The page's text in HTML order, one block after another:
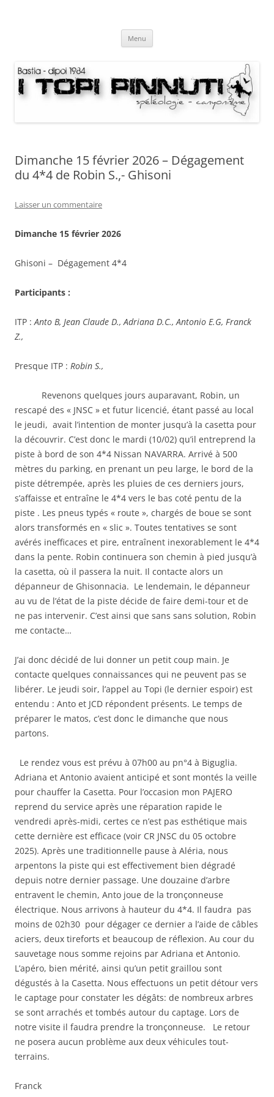
Menu
Dimanche 15 février 2026 – Dégagement
du 4*4 de Robin S.,- Ghisoni
Laisser un commentaire
Dimanche 15 février 2026
Ghisoni – Dégagement 4*4
Participants :
ITP :Anto B, Jean Claude D., Adriana D.C., Antonio E.G, Franck
Z.,
Presque ITP : Robin S.,
Revenons quelques jours auparavant, Robin, un
rescapé des « JNSC » et futur licencié, étant passé au local
le jeudi, avait l’intention de monter jusqu’à la casetta pour
la découvrir. C’est donc le mardi (10/02) qu’il entreprend la
piste à bord de son 4*4 Nissan NAVARRA. Arrivé à 500
mètres du parking, en prenant un peu large, le bord de la
piste détrempée, après les pluies de ces derniers jours,
s’affaisse et entraîne le 4*4 vers le bas coté pentu de la
piste . Les pneus typés « route », chargés de boue se sont
alors transformés en « slic ». Toutes tentatives se sont
avérés inefficaces et pire, entraînent inexorablement le 4*4
dans la pente. Robin continuera son chemin à pied jusqu’à
la casetta, où il passera la nuit. Il contacte alors un
dépanneur de Ghisonnacia. Le lendemain, le dépanneur
au vu de l’état de la piste décide de faire demi-tour et de
ne pas intervenir. C’est ainsi que sans sans solution, Robin
me contacte…
J’ai donc décidé de lui donner un petit coup main. Je
contacte quelques connaissances qui ne peuvent pas se
libérer. Le jeudi soir, l’appel au Topi (le dernier espoir) est
entendu : Anto et JCD répondent présents. Le temps de
préparer le matos, c’est donc le dimanche que nous
partons.
Le rendez vous est prévu à 07h00 au pn°4 à Biguglia.
Adriana et Antonio avaient anticipé et sont montés la veille
pour chauffer la Casetta. Pour l’occasion mon PAJERO
reprend du service après une réparation rapide le
vendredi après-midi, certes ce n’est pas esthétique mais
cette dernière est efficace (voir CR JNSC du 05 octobre
2025). Après une traditionnelle pause à Aléria, nous
arpentons la piste qui est effectivement bien dégradé
depuis notre dernier passage. Une douzaine d’arbre
entravent le chemin, Anto joue de la tronçonneuse
électrique. Nous arrivons à hauteur du 4*4. Il faudra pas
moins de 02h30 pour dégager ce dernier a l’aide de câbles
aciers, deux tireforts et beaucoup de réflexion. Au cour du
sauvetage nous somme rejoins par Adriana et Antonio.
L’apéro, bien mérité, ainsi qu’un petit graillou sont
dégustés à la Casetta. Nous effectuons un petit détour vers
le captage pour constater les dégâts: de nombreux arbres
se sont arrachés et tombés autour du captage. Lors de
notre visite il faudra prendre la tronçonneuse. Le retour
ne posera aucun problème aux deux véhicules tout-
terrains.
Franck